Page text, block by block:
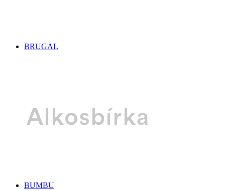
BRUGAL
BUMBU